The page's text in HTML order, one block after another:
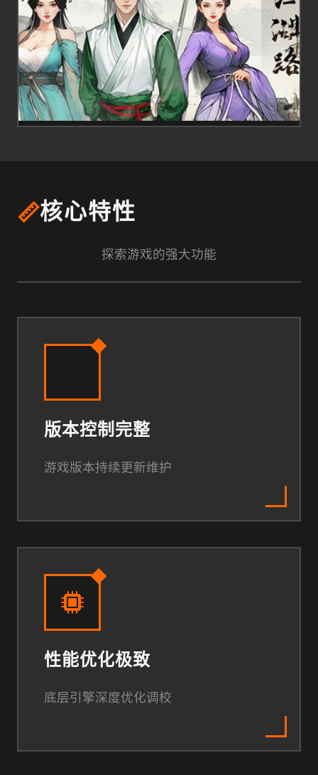
📏核心特性
探索游戏的强大功能
版本控制完整
游戏版本持续更新维护
性能优化极致
底层引擎深度优化调校